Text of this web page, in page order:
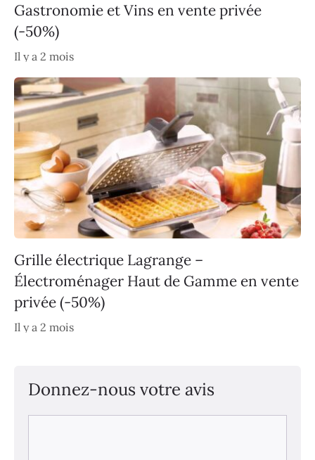
Gastronomie et Vins en vente privée
(-50%)
Il y a 2 mois
Grille électrique Lagrange –
Électroménager Haut de Gamme en vente
privée (-50%)
Il y a 2 mois
Donnez-nous votre avis